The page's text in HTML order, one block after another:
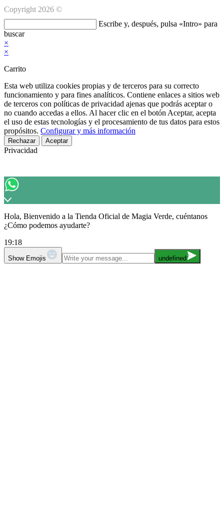
Copyright 2026 ©
en
esta
web
Escribe y, después, pulsa «Intro» para
buscar
×
×
Carrito
Esta web utiliza cookies propias y de terceros para su correcto
funcionamiento y para fines analíticos. Contiene enlaces a sitios web
de terceros con políticas de privacidad ajenas que podrás aceptar o
no cuando accedas a ellos. Al hacer clic en el botón Aceptar, acepta
el uso de estas tecnologías y el procesamiento de tus datos para estos
propósitos. Configurar y más información
Rechazar Aceptar
Privacidad
Hola, Bienvenido a la Tienda Oficial de Magia Verde, cuéntanos
¿Cómo podemos ayudarte?
19:18
Show Emojis undefined